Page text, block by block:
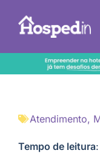
Atendimento,
Tempo de leitura: